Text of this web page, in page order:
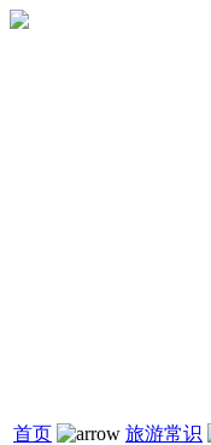
首页 旅游常识